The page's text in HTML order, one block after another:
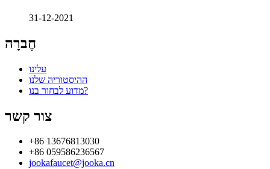
31-12-2021
חֶברָה
עלינו
ההיסטוריה שלנו
מדוע לבחור בנו?
צור קשר
+86 13676813030
+86 059586236567
jookafaucet@jooka.cn